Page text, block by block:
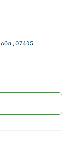
обл., 07405